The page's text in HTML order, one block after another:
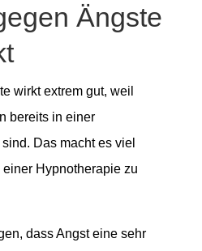
Ängste
wirkt extrem gut, weil
bereits in einer
Das macht es viel
einer Hypnotherapie zu
dass Angst eine sehr